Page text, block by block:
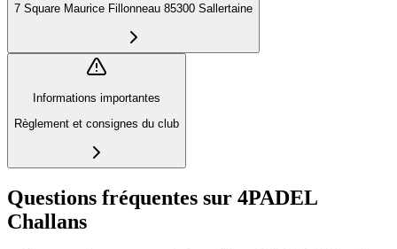
7 Square Maurice Fillonneau 85300 Sallertaine
Informations importantes
Règlement et consignes du club
Questions fréquentes sur 4PADEL
Challans